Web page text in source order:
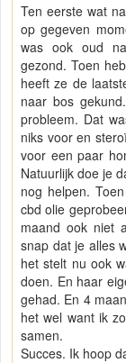
Ten eerste wat
op gegeven
was ook oud
gezond. Toen
heeft ze de
naar bos
probleem. Dat
niks voor en
voor een paar
Natuurlijk doe je
nog helpen.
cbd olie
maand ook niet
snap dat je alles
het stelt nu ook
doen. En haar
gehad. En 4
het wel want ik
samen.
Succes. Ik hoop